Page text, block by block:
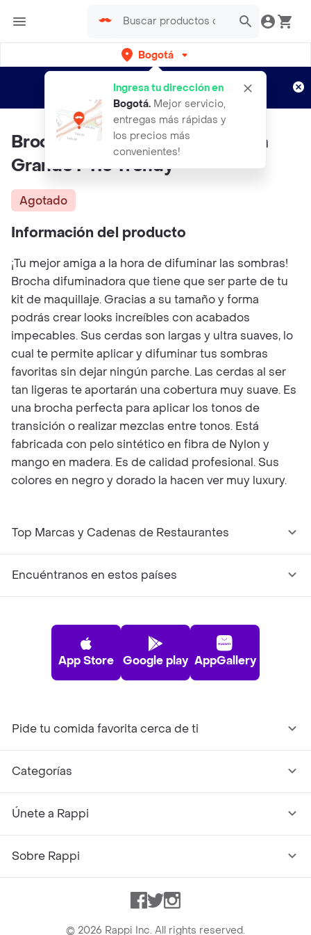
Bogotá
Ingresa tu dirección en
Bogotá. Mejor servicio,
entregas más rápidas y
los precios más
convenientes!
envíos gratis por semanas
Aplican TyC
Brocha Individual Difuminadora
Grande P115 Trendy
Agotado
Información del producto
¡Tu mejor amiga a la hora de difuminar las sombras!
Brocha difuminadora que tiene que ser parte de tu
kit de maquillaje. Gracias a su tamaño y forma
podrás crear looks increíbles con acabados
impecables. Sus cerdas son largas y ultra suaves, lo
cual te permite aplicar y difuminar tus sombras
favoritas sin dejar ningún parche. Las cerdas al ser
tan ligeras te aportarán una cobertura muy suave. Es
una brocha perfecta para aplicar los tonos de
transición o realizar mezclas entre tonos. Está
fabricada con pelo sintético en fibra de Nylon y
mango en madera. Es de calidad profesional. Sus
colores en negro y dorado la hacen ver muy luxury.
Top Marcas y Cadenas de Restaurantes
Encuéntranos en estos países
App Store Google play AppGallery
Pide tu comida favorita cerca de ti
Categorías
Únete a Rappi
Sobre Rappi
Facebook
TwitterInstagram
© 2026 Rappi Inc. All rights reserved.